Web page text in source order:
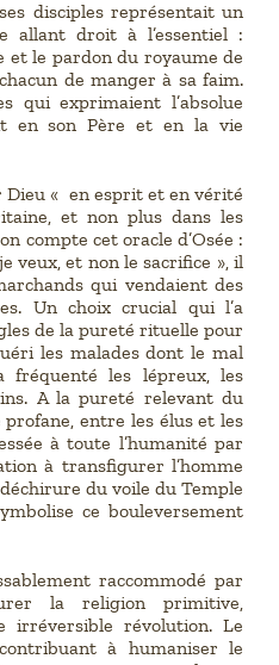
disciples représentait un
allant droit à l’essentiel :
et le pardon du royaume de
de manger à sa faim.
qui exprimaient l’absolue
en son Père et en la vie
Dieu « en esprit et en vérité
et non plus dans les
compte cet oracle d’Osée :
veux, et non le sacrifice », il
qui vendaient des
Un choix crucial qui l’a
de la pureté rituelle pour
les malades dont le mal
fréquenté les lépreux, les
A la pureté relevant du
entre les élus et les
à toute l’humanité par
à transfigurer l’homme
du voile du Temple
ce bouleversement
raccommodé par
la religion primitive,
irréversible révolution. Le
à humaniser le